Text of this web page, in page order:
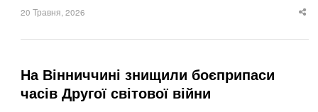
20 Травня, 2026
На Вінниччині знищили боєприпаси
часів Другої світової війни